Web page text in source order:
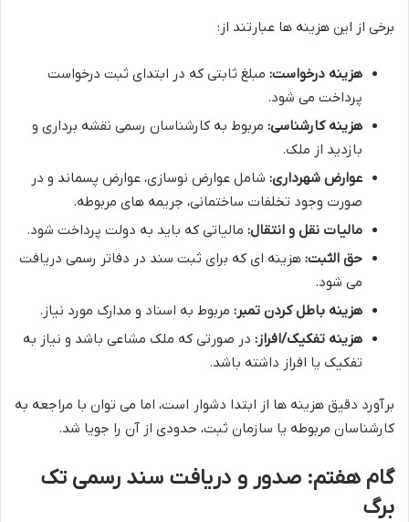
برخی از این هزینه ها عبارتند از:
هزینه درخواست: مبلغ ثابتی که در ابتدای ثبت درخواست
پرداخت می شود.
هزینه کارشناسی: مربوط به کارشناسان رسمی نقشه برداری و
بازدید از ملک.
عوارض شهرداری: شامل عوارض نوسازی، عوارض پسماند و در
صورت وجود تخلفات ساختمانی، جریمه های مربوطه.
مالیات نقل و انتقال: مالیاتی که باید به دولت پرداخت شود.
حق الثبت: هزینه ای که برای ثبت سند در دفاتر رسمی دریافت
می شود.
هزینه باطل کردن تمبر: مربوط به اسناد و مدارک مورد نیاز.
هزینه تفکیک/افراز: در صورتی که ملک مشاعی باشد و نیاز به
تفکیک یا افراز داشته باشد.
برآورد دقیق هزینه ها از ابتدا دشوار است، اما می توان با مراجعه به
کارشناسان مربوطه یا سازمان ثبت، حدودی از آن را جویا شد.
گام هفتم: صدور و دریافت سند رسمی تک
برگ